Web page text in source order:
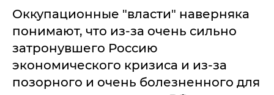
Оккупационные "власти" наверняка
понимают, что из-за очень сильно
затронувшего Россию
экономического кризиса и из-за
позорного и очень болезненного для